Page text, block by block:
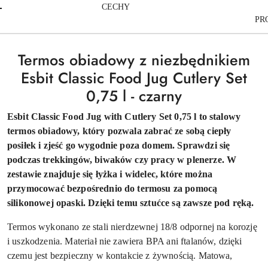
CECHY
Termos obiadowy z niezbędnikiem
Esbit Classic Food Jug Cutlery Set
0,75 l - czarny
Esbit Classic Food Jug with Cutlery Set 0,75 l to stalowy
termos obiadowy, który pozwala zabrać ze sobą ciepły
posiłek i zjeść go wygodnie poza domem. Sprawdzi się
podczas trekkingów, biwaków czy pracy w plenerze. W
zestawie znajduje się łyżka i widelec, które można
przymocować bezpośrednio do termosu za pomocą
silikonowej opaski. Dzięki temu sztućce są zawsze pod ręką.
Termos wykonano ze stali nierdzewnej 18/8 odpornej na korozję
i uszkodzenia. Materiał nie zawiera BPA ani ftalanów, dzięki
czemu jest bezpieczny w kontakcie z żywnością. Matowa,